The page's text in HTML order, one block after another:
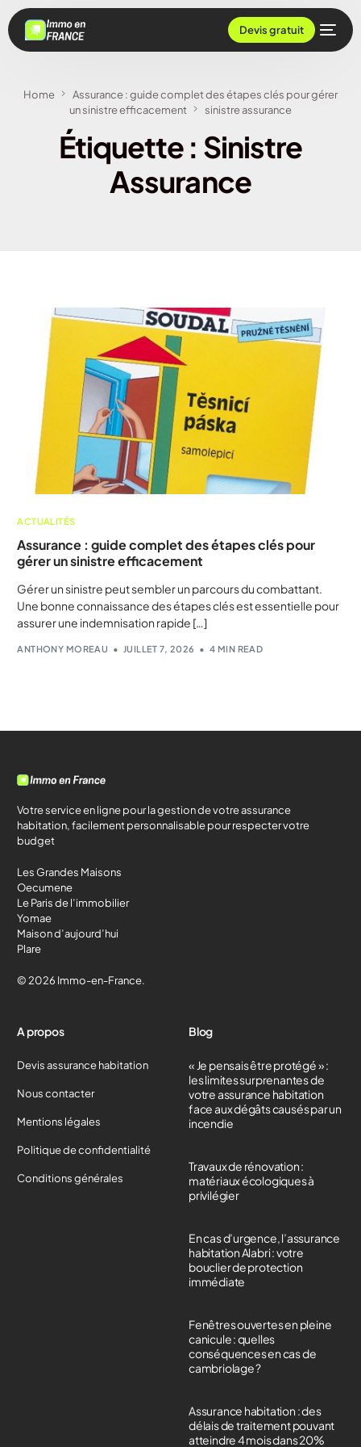
Devis gratuit
Home
Assurance : guide complet des étapes clés pour gérer
un sinistre efficacement
sinistre assurance
Étiquette : Sinistre
Assurance
ACTUALITÉS
Assurance : guide complet des étapes clés pour
gérer un sinistre efficacement
Gérer un sinistre peut sembler un parcours du combattant.
Une bonne connaissance des étapes clés est essentielle pour
assurer une indemnisation rapide […]
ANTHONY MOREAU JUILLET 7, 2026 4 MIN READ
Votre service en ligne pour la gestion de votre assurance
habitation, facilement personnalisable pour respecter votre
budget
Les Grandes Maisons
Oecumene
Le Paris de l’immobilier
Yomae
Maison d’aujourd’hui
Plare
© 2026 Immo-en-France.
A propos
Devis assurance habitation
Nous contacter
Mentions légales
Politique de confidentialité
Conditions générales
Blog
« Je pensais être protégé » :
les limites surprenantes de
votre assurance habitation
face aux dégâts causés par un
incendie
Travaux de rénovation :
matériaux écologiques à
privilégier
En cas d’urgence, l’assurance
habitation Alabri : votre
bouclier de protection
immédiate
Fenêtres ouvertes en pleine
canicule : quelles
conséquences en cas de
cambriolage ?
Assurance habitation : des
délais de traitement pouvant
atteindre 4 mois dans 20%